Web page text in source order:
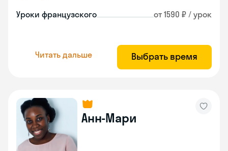
Уроки французского от 1590 ₽ / урок
Читать дальше Выбрать время
Анн-Мари